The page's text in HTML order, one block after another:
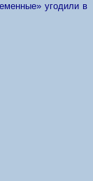
угодили в